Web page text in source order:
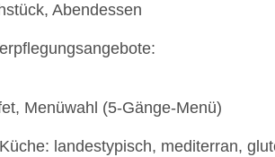
Abendessen
Menüwahl (5-Gänge-Menü)
landestypisch, mediterran,